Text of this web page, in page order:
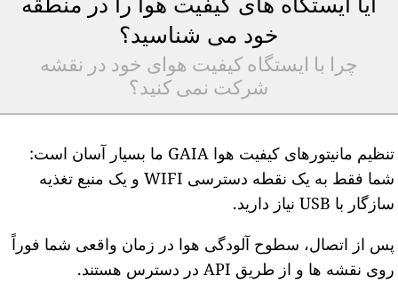
خود می شناسید؟
چرا با ایستگاه کیفیت هوای خود در نقشه
شرکت نمی کنید؟
تنظیم مانیتورهای کیفیت هوا GAIA ما بسیار آسان است:
شما فقط به یک نقطه دسترسی WIFI و یک منبع تغذیه
سازگار با USB نیاز دارید.
پس از اتصال، سطوح آلودگی هوا در زمان واقعی شما فوراً
روی نقشه ها و از طریق API در دسترس هستند.